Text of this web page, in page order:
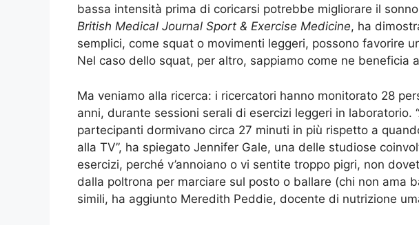
bassa intensità prima di coricarsi potrebbe migliorare il
British Medical Journal Sport & Exercise Medicine, ha
semplici, come squat o movimenti leggeri, possono favorire
Nel caso dello squat, per altro, sappiamo come ne beneficia
Ma veniamo alla ricerca: i ricercatori hanno monitorato 28
anni, durante sessioni serali di esercizi leggeri in laboratorio.
partecipanti dormivano circa 27 minuti in più rispetto a
alla TV”, ha spiegato Jennifer Gale, una delle studiose
esercizi, perché v’annoiano o vi sentite troppo pigri, non
dalla poltrona per marciare sul posto o ballare (chi non ama
simili, ha aggiunto Meredith Peddie, docente di nutrizione